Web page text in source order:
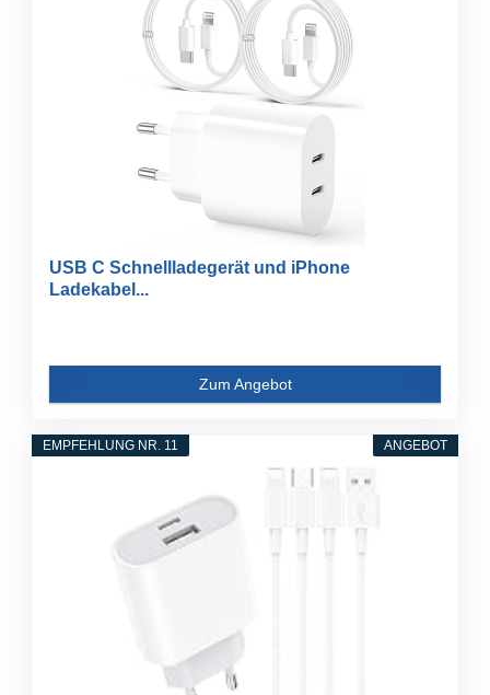
USB C Schnellladegerät und iPhone
Ladekabel...
Zum Angebot
ANGEBOT
EMPFEHLUNG NR. 11